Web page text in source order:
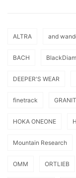
ALTRA and
BACH
DEEPER'S WEAR
finetrack
HOKA ONEONE
Mountain Research
OMM ORTLIEB